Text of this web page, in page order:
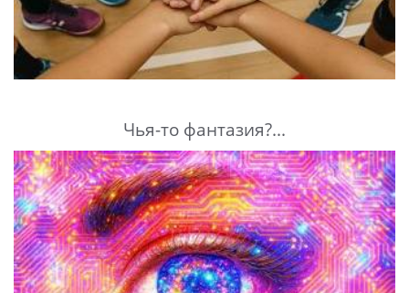
Чья-то фантазия?...